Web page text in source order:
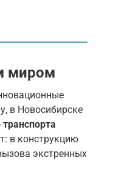
миром
в Новосибирске
в конструкцию
экстренных